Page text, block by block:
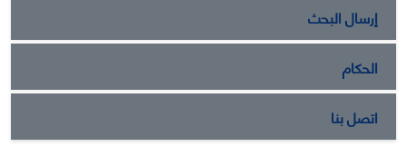
إرسال البحث
الحكام
اتصل بنا